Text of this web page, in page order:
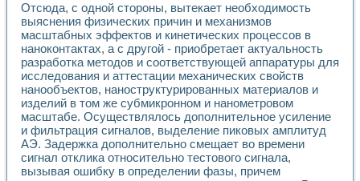
Учебные заведения
Бизнес
Контакты
Отсюда, с одной стороны, вытекает необходимость
выяснения физических причин и механизмов
масштабных эффектов и кинетических процессов в
наноконтактах, а с другой - приобретает актуальность
разработка методов и соответствующей аппаратуры для
исследования и аттестации механических свойств
нанообъектов, наноструктурированных материалов и
изделий в том же субмикронном и нанометровом
масштабе. Осуществлялось дополнительное усиление
и фильтрация сигналов, выделение пиковых амплитуд
АЭ. Задержка дополнительно смещает во времени
сигнал отклика относительно тестового сигнала,
вызывая ошибку в определении фазы, причем